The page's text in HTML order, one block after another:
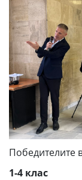
Победителите
1-4 клас